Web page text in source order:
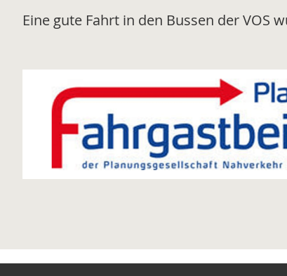
Eine gute Fahrt in den Bussen der VOS